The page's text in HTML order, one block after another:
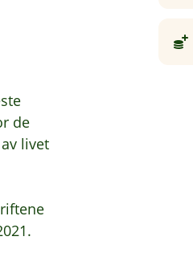
de
livet